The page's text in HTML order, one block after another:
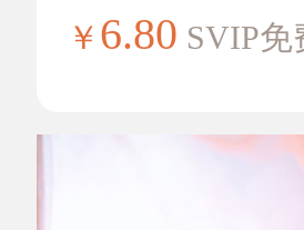
￥ 6.80 SVIP免